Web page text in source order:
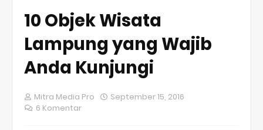
10 Objek Wisata
Lampung yang Wajib
Anda Kunjungi
Mitra Media Pro
September 15, 2016
6 Komentar